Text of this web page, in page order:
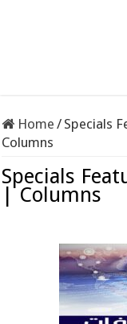
Home / Specials
Columns
Specials
| Columns